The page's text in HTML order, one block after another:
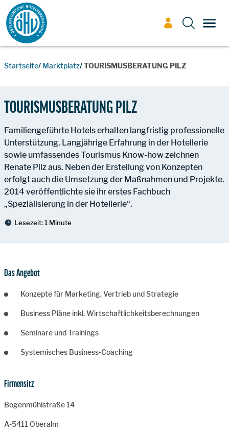
Zum Inhalt
Startseite Marktplatz TOURISMUSBERATUNG PILZ
TOURISMUSBERATUNG PILZ
Familiengeführte Hotels erhalten langfristig professionelle
Unterstützung. Langjährige Erfahrung in der Hotellerie
sowie umfassendes Tourismus Know-how zeichnen
Renate Pilz aus. Neben der Erstellung von Konzepten
erfolgt auch die Umsetzung der Maßnahmen und Projekte.
2014 veröffentlichte sie ihr erstes Fachbuch
„Spezialisierung in der Hotellerie“.
Lesezeit:1 Minute
Das Angebot
Konzepte für Marketing, Vertrieb und Strategie
Business Pläne inkl. Wirtschaftlichkeitsberechnungen
Seminare und Trainings
Systemisches Business-Coaching
Firmensitz
Bogenmühlstraße 14
A-5411 Oberalm